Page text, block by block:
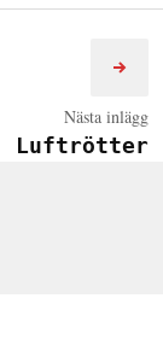
Nästa inlägg
Luftrötter